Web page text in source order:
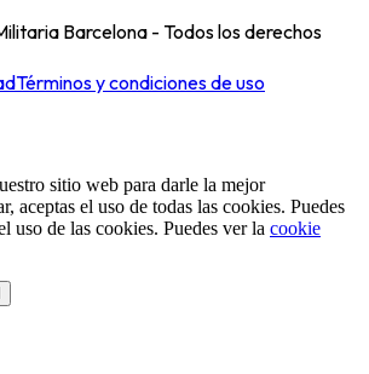
Barcelona - Todos los derechos
Términos y condiciones de uso
sitio web para darle la mejor
aceptas el uso de todas las cookies. Puedes
uso de las cookies. Puedes ver la cookie